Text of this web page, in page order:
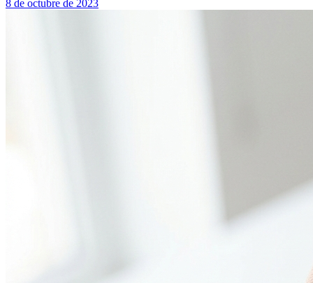
8 de octubre de 2023